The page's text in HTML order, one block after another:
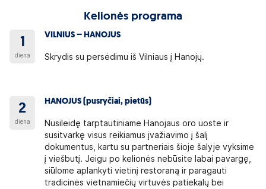
Kelionės programa
1
diena
VILNIUS – HANOJUS
Skrydis su persėdimu iš Vilniaus į Hanojų.
2
diena
HANOJUS (pusryčiai, pietūs)
Nusileidę tarptautiniame Hanojaus oro uoste ir
susitvarkę visus reikiamus įvažiavimo į šalį
dokumentus, kartu su partneriais šioje šalyje vyksime
į viešbutį. Jeigu po kelionės nebūsite labai pavargę,
siūlome aplankyti vietinį restoraną ir paragauti
tradicinės vietnamiečių virtuvės patiekalų bei